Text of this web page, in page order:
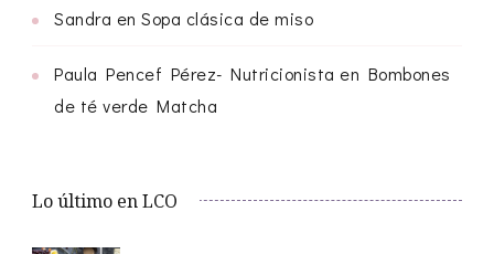
Sandra en Sopa clásica de miso
Paula Pencef Pérez- Nutricionista en Bombones
de té verde Matcha
Lo último en LCO